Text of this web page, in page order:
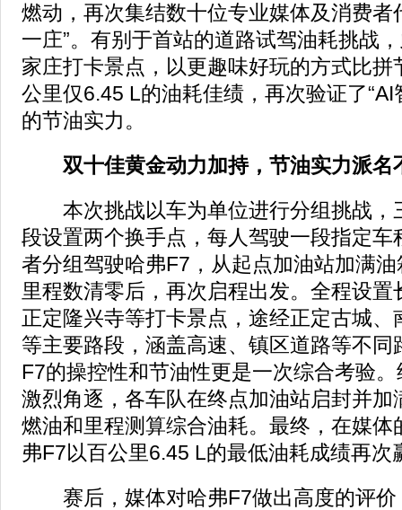
燃动，再次集结数十位专业媒体及消费者
一庄”。有别于首站的道路试驾油耗挑战
家庄打卡景点，以更趣味好玩的方式比拼
公里仅6.45 L的油耗佳绩，再次验证了“AI
的节油实力。
双十佳黄金动力加持，节油实力派名
本次挑战以车为单位进行分组挑战，
段设置两个换手点，每人驾驶一段指定车
者分组驾驶哈弗F7，从起点加油站加满
里程数清零后，再次启程出发。全程设置
正定隆兴寺等打卡景点，途经正定古城、
等主要路段，涵盖高速、镇区道路等不同
F7的操控性和节油性更是一次综合考验
激烈角逐，各车队在终点加油站启封并加
燃油和里程测算综合油耗。最终，在媒体
弗F7以百公里6.45 L的最低油耗成绩再次
赛后，媒体对哈弗F7做出高度的评价